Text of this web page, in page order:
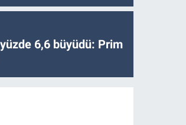
6,6 büyüdü: Prim